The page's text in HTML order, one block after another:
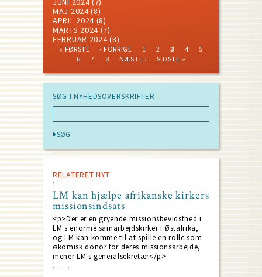
MAJ 2024(8)
APRIL 2024 (8)
MARTS 2024 (7)
FEBRUAR 2024(8)
Pagination
FIRST
« FØRSTE
PREVIOUS
PAGE
‹ FORRIGE PAGE
1 PAGE
2
CURRENT
PAGE
3 PAGE
4 PAGE
5
PAGE
6 PAGE
7 PAGE
8
NEXT
NÆSTE ›
LAST
SIDSTE »
SØG I NYHEDSOVERSKRIFTER
RELATERET NYT
LM kan hjælpe afrikanske kirkers
missionsindsats
<p>Der er en gryende missionsbevidsthed i
LM's enorme samarbejdskirker i Østafrika,
og LM kan komme til at spille en rolle som
økomisk donor for deres missionsarbejde,
mener LM's generalsekretær</p>